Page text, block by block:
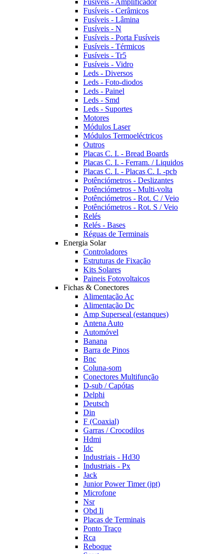
Fusíveis - Amplificador
Fusíveis - Cerâmicos
Fusíveis - Lâmina
Fusíveis - N
Fusíveis - Porta Fusíveis
Fusíveis - Térmicos
Fusíveis - Tr5
Fusíveis - Vidro
Leds - Diversos
Leds - Foto-diodos
Leds - Painel
Leds - Smd
Leds - Suportes
Motores
Módulos Laser
Módulos Termoeléctricos
Outros
Placas C. I. - Bread Boards
Placas C. I. - Ferram. / Liquidos
Placas C. I. - Placas C. I. -pcb
Potênciómetros - Deslizantes
Potênciómetros - Multi-volta
Potênciómetros - Rot. C / Veio
Potênciómetros - Rot. S / Veio
Relés
Relés - Bases
Réguas de Terminais
Energia Solar
Controladores
Estruturas de Fixação
Kits Solares
Paineis Fotovoltaicos
Fichas & Conectores
Alimentação Ac
Alimentação Dc
Amp Superseal (estanques)
Antena Auto
Automóvel
Banana
Barra de Pinos
Bnc
Coluna-som
Conectores Multifunção
D-sub / Capótas
Delphi
Deutsch
Din
F (Coaxial)
Garras / Crocodilos
Hdmi
Idc
Industriais - Hd30
Industriais - Px
Jack
Junior Power Timer (jpt)
Microfone
Nsr
Obd Ii
Placas de Terminais
Ponto Traço
Rca
Reboque